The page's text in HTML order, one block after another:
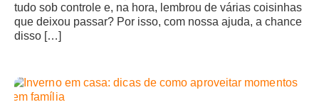
tudo sob controle e, na hora, lembrou de várias coisinhas
que deixou passar? Por isso, com nossa ajuda, a chance
disso […]